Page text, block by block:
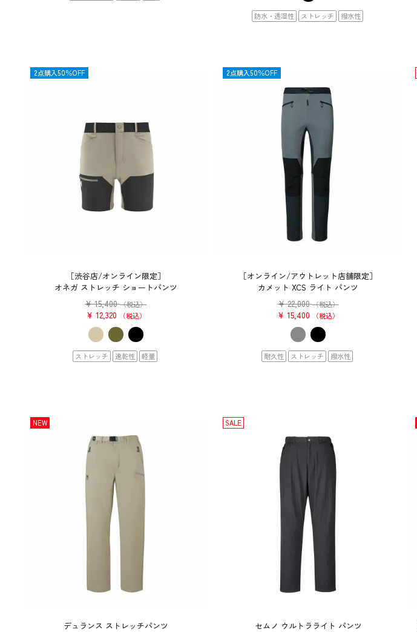
防水・透湿性 ストレッチ 撥水性
［渋谷店/オンライン限定］
オネガ ストレッチ ショートパンツ
¥ 15,400 （税込）
¥ 12,320 税込
SALE
ストレッチ 速乾性 軽量
2点購入50％OFF
［オンライン/アウトレット店舗限定］
カメット XCS ライト パンツ
¥ 22,000 （税込）
¥ 15,400 税込
SALE
耐久性 ストレッチ 撥水性
2点購入50％OFF
デュランス ストレッチパンツ
NEW
セムノ ウルトラライト パンツ
SALE